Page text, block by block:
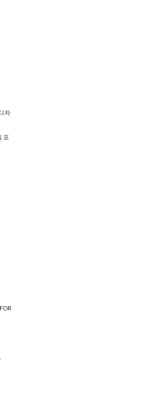
자
포